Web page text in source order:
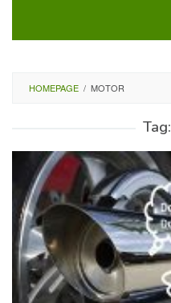
HOMEPAGE / MOTOR
Tag: